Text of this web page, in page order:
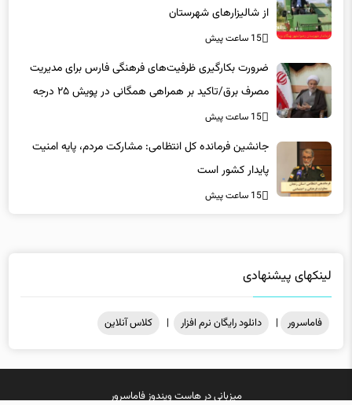
از شالیزارهای شهرستان
15 ساعت پیش
ضرورت بکارگیری ظرفیت‌های فرهنگی فارس برای مدیریت
مصرف برق/تاکید بر همراهی همگانی در پویش ۲۵ درجه
15 ساعت پیش
جانشین فرمانده کل انتظامی: مشارکت مردم، پایه امنیت
پایدار کشور است
15 ساعت پیش
لینکهای پیشنهادی
فاماسرور | دانلود رایگان نرم افزار | کلاس آنلاین
میزبانی درهاست ویندوزفاماسرور